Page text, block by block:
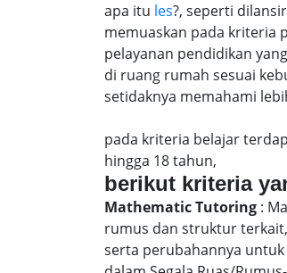
apa itu les?, seperti
memuaskan pada kriteria
pelayanan pendidikan
di ruang rumah sesuai
setidaknya memahami
pada kriteria belajar
hingga 18 tahun,
berikut kriteria
Mathematic Tutoring :
rumus dan struktur
serta perubahannya